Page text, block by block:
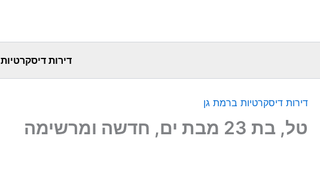
דירות דיסקרטיות
דירות דיסקרטיות ברמת גן
טל, בת 23 מבת ים, חדשה ומרשימה